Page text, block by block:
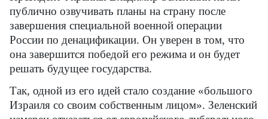
публично озвучивать планы на страну после
завершения специальной военной операции
России по денацификации. Он уверен в том, что
она завершится победой его режима и он будет
решать будущее государства.
Так, одной из его идей стало создание «большого
Израиля со своим собственным лицом». Зеленский